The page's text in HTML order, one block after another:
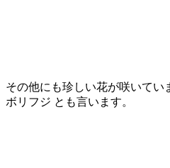
その他にも珍しい花が咲いてい
ボリフジ とも言います。